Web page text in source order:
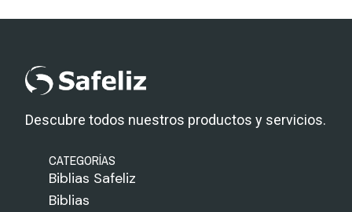
Descubre todos nuestros productos y servicios.
CATEGORÍAS
Biblias Safeliz
Biblias